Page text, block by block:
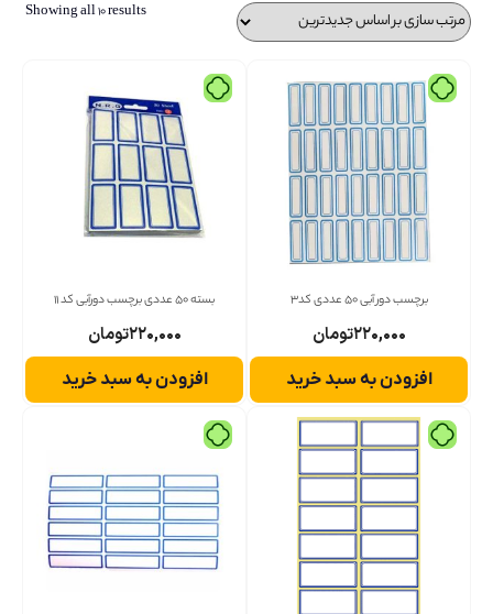
Showing all 10 results
برچسب دور آبی 50 عددی کد3
۲۲۰,۰۰۰تومان
افزودن به سبد خرید
بسته 50 عددی برچسب دورآبی کد 11
۲۲۰,۰۰۰تومان
افزودن به سبد خرید